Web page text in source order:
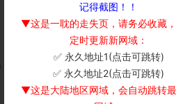
记得截图！！
▼这是一耽的走失页，请务必收藏
定时更新新网域：
✅ 永久地址1(点击可跳转)
✅ 永久地址2(点击可跳转)
▼这是大陆地区网域，会自动跳转